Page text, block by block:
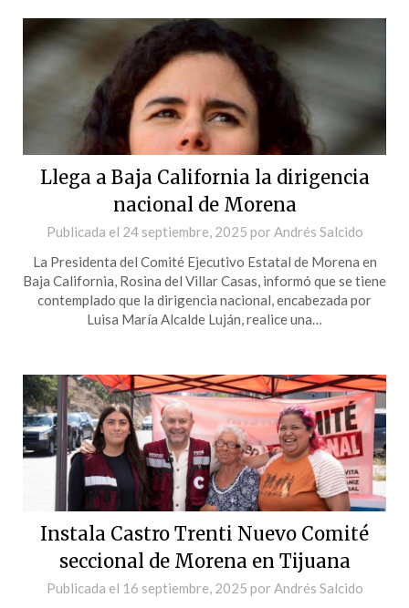
Llega a Baja California la dirigencia
nacional de Morena
Publicada el 24 septiembre, 2025 por Andrés Salcido
La Presidenta del Comité Ejecutivo Estatal de Morena en
Baja California, Rosina del Villar Casas, informó que se tiene
contemplado que la dirigencia nacional, encabezada por
Luisa María Alcalde Luján, realice una…
Instala Castro Trenti Nuevo Comité
seccional de Morena en Tijuana
Publicada el 16 septiembre, 2025 por Andrés Salcido